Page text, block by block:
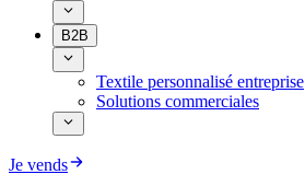
B2B
Textile personnalisé entreprise
Solutions commerciales
Je vends